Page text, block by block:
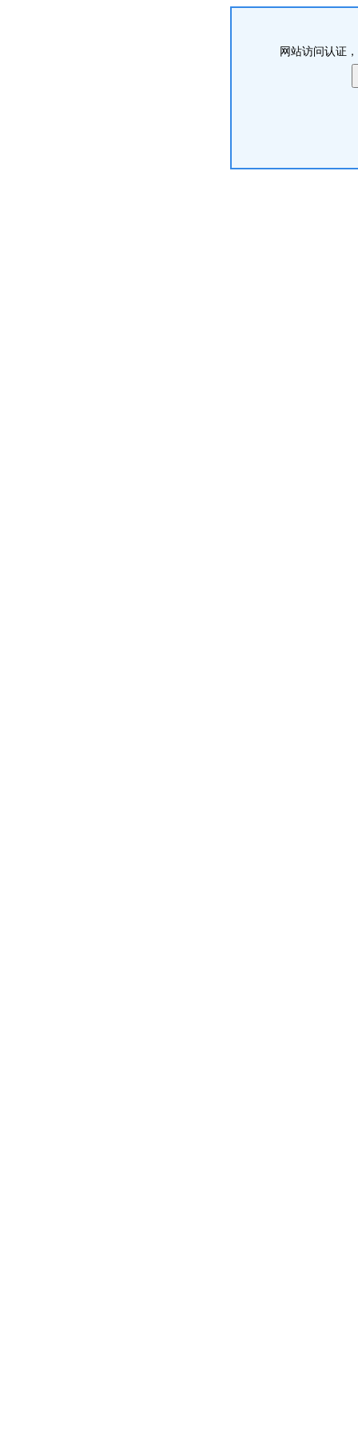
网站访问认证